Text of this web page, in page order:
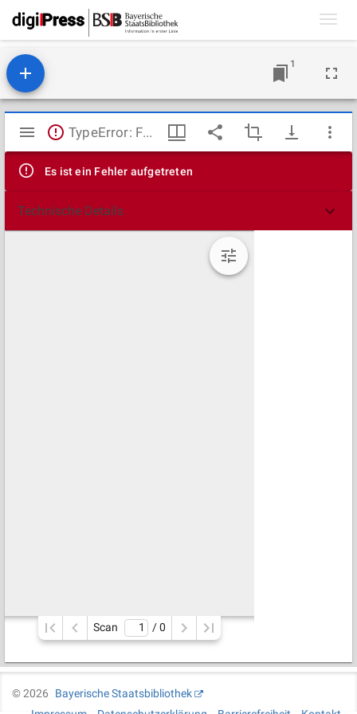
1
Mirador
Viewer
TypeError: Failed to fetch
Es ist ein Fehler aufgetreten
Technische Details
Scan / 0
©2026
Bayerische Staatsbibliothek